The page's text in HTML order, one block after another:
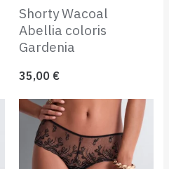
Shorty Wacoal
Abellia coloris
Gardenia
35,00 €